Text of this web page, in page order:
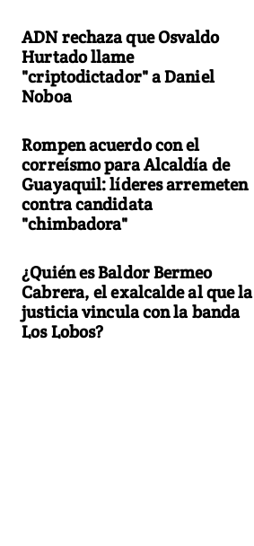
ADN rechaza que Osvaldo
Hurtado llame
"criptodictador" a Daniel
Noboa
Rompen acuerdo con el
correísmo para Alcaldía de
Guayaquil: líderes arremeten
contra candidata
"chimbadora"
¿Quién es Baldor Bermeo
Cabrera, el exalcalde al que la
justicia vincula con la banda
Los Lobos?